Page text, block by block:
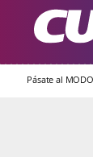
Pásate al